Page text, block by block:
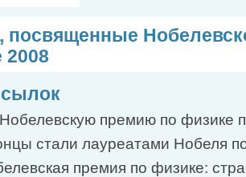
посвященные
2008
премию по физике
стали лауреатами Нобеля
премия по физике: